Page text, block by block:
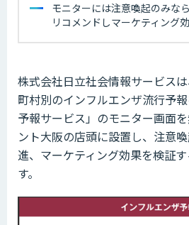
モニターには注意喚起のみな
リコメンドしマーケティング
株式会社日立社会情報サービス
町村別のインフルエンザ流行予
予報サービス」のモニター画面
ント大阪の店頭に設置し、注意
進、マーケティング効果を検証
す。